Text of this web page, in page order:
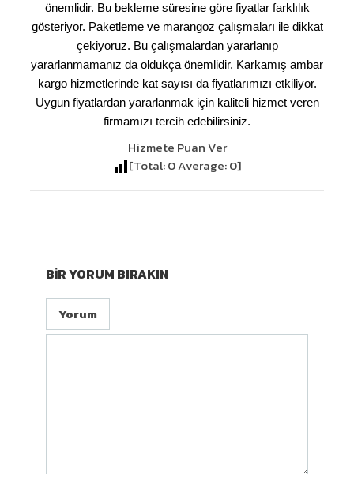
önemlidir. Bu bekleme süresine göre fiyatlar farklılık
gösteriyor. Paketleme ve marangoz çalışmaları ile dikkat
çekiyoruz. Bu çalışmalardan yararlanıp
yararlanmamanız da oldukça önemlidir. Karkamış ambar
kargo hizmetlerinde kat sayısı da fiyatlarımızı etkiliyor.
Uygun fiyatlardan yararlanmak için kaliteli hizmet veren
firmamızı tercih edebilirsiniz.
Hizmete Puan Ver
[Total:0Average:0]
BIR YORUM BIRAKIN
Yorum